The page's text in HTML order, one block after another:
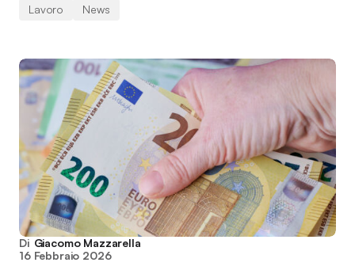
Lavoro News
Di Giacomo Mazzarella
16 Febbraio 2026